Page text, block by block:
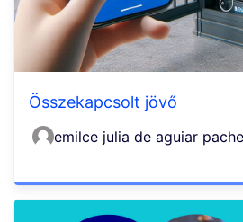
Összekapcsolt jövő
emilce julia de aguiar